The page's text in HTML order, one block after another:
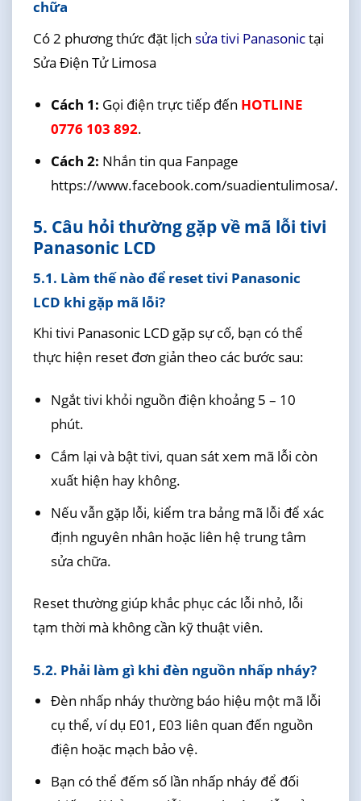
chữa
Có 2 phương thức đặt lịch sửa tivi Panasonictại
Sửa Điện Tử Limosa
Cách 1: Gọi điện trực tiếp đến HOTLINE
0776 103 892.
Cách 2: Nhắn tin qua Fanpage
https://www.facebook.com/suadientulimosa/.
5. Câu hỏi thường gặp về mã lỗi tivi
Panasonic LCD
5.1. Làm thế nào để reset tivi Panasonic
LCD khi gặp mã lỗi?
Khi tivi Panasonic LCD gặp sự cố, bạn có thể
thực hiện reset đơn giản theo các bước sau:
Ngắt tivi khỏi nguồn điện khoảng 5 – 10
phút.
Cắm lại và bật tivi, quan sát xem mã lỗi còn
xuất hiện hay không.
Nếu vẫn gặp lỗi, kiểm tra bảng mã lỗi để xác
định nguyên nhân hoặc liên hệ trung tâm
sửa chữa.
Reset thường giúp khắc phục các lỗi nhỏ, lỗi
tạm thời mà không cần kỹ thuật viên.
5.2. Phải làm gì khi đèn nguồn nhấp nháy?
Đèn nhấp nháy thường báo hiệu một mã lỗi
cụ thể, ví dụ E01, E03 liên quan đến nguồn
điện hoặc mạch bảo vệ.
Bạn có thể đếm số lần nhấp nháy để đối